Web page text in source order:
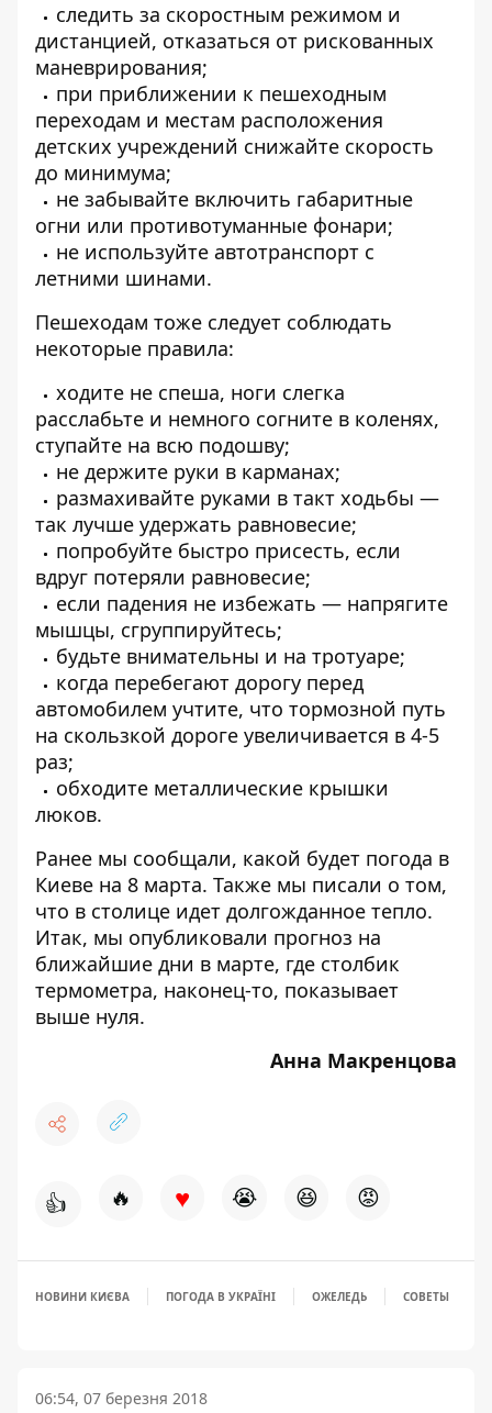
следить за скоростным режимом и
дистанцией, отказаться от рискованных
маневрирования;
при приближении к пешеходным
переходам и местам расположения
детских учреждений снижайте скорость
до минимума;
не забывайте включить габаритные
огни или противотуманные фонари;
не используйте автотранспорт с
летними шинами.
Пешеходам тоже следует соблюдать
некоторые правила:
ходите не спеша, ноги слегка
расслабьте и немного согните в коленях,
ступайте на всю подошву;
не держите руки в карманах;
размахивайте руками в такт ходьбы —
так лучше удержать равновесие;
попробуйте быстро присесть, если
вдруг потеряли равновесие;
если падения не избежать — напрягите
мышцы, сгруппируйтесь;
будьте внимательны и на тротуаре;
когда перебегают дорогу перед
автомобилем учтите, что тормозной путь
на скользкой дороге увеличивается в 4-5
раз;
обходите металлические крышки
люков.
Ранее мы сообщали, какой будет погода в
Киеве на 8 марта. Также мы писали о том,
что в столице идет долгожданное тепло.
Итак, мы опубликовали прогноз на
ближайшие дни в марте, где столбик
термометра, наконец-то, показывает
выше нуля.
Анна Макренцова
👍 🔥 ♥ 😭 😆 😡
НОВИНИ КИЄВА ПОГОДА В УКРАЇНІ ОЖЕЛЕДЬ СОВЕТЫ
06:54, 07 березня 2018